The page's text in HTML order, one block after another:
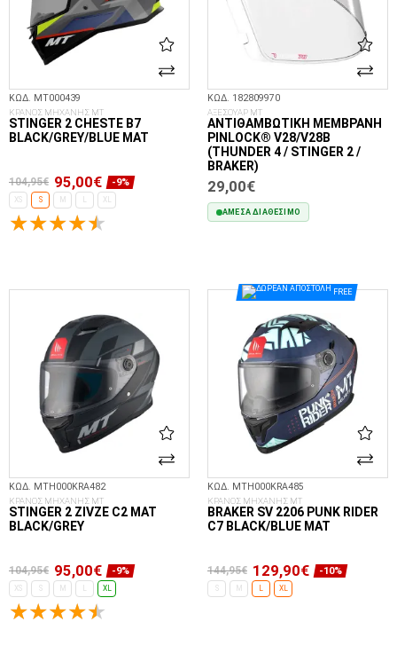
ΚΩΔ. MT000439
ΚΡΑΝΟΣ ΜΗΧΑΝΗΣ MT
STINGER 2 CHESTE B7
BLACK/GREY/BLUE MAT
104,95€ 95,00€ -9%
XS S XL
ΚΩΔ. 182809970
ΑΞΕΣΟΥΑΡ MT
ΑΝΤΙΘΑΜΒΩΤΙΚΉ ΜΕΜΒΡΆΝΗ
PINLOCK® V28/V28B
(THUNDER 4 / STINGER 2 /
BRAKER)
29,00€
ΆΜΕΣΑ ΔΙΑΘΈΣΙΜΟ
ΚΩΔ. MTH000KRA482
ΚΡΑΝΟΣ ΜΗΧΑΝΗΣ MT
STINGER 2 ZIVZE C2 MAT
BLACK/GREY
104,95€ 95,00€ -9%
XS S XL
FREE
ΚΩΔ. MTH000KRA485
ΚΡΑΝΟΣ ΜΗΧΑΝΗΣ MT
BRAKER SV 2206 PUNK RIDER
C7 BLACK/BLUE MAT
144,95€ 129,90€ -10%
S L XL